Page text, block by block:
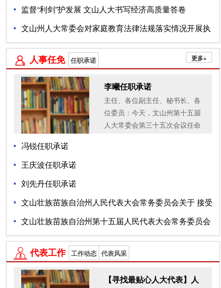
监督“利剑”护发展 文山人大书写经济高质量答卷
10-21
文山州人大常委会对家庭教育法律法规落实情况开展执
法检查
09-22
 人事任免 任职承诺 更多+
李曦任职承诺
主任、各位副主任、秘书长、各
位委员：今天，文山州第十五届
人大常委会第三十五次会议任命
冯锐任职承诺
王庆波任职承诺
刘先丹任职承诺
06-18
文山壮族苗族自治州人民代表大会常务委员会关于 接受
张金凤等...
06-17
文山壮族苗族自治州第十五届人民代表大会常务委员会
免职名单
 代表工作 工作动态 代表风采
【寻找最贴心人大代表】人